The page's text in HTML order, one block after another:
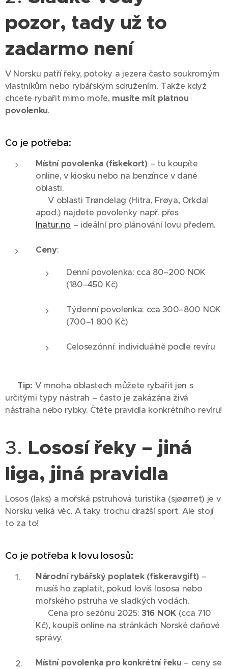
pozor, tady už to
zadarmo není
V Norsku patří řeky, potoky a jezera často soukromým
vlastníkům nebo rybářským sdružením. Takže když
chcete rybařit mimo moře, musíte mít platnou
povolenku.
Co je potřeba:
Místní povolenka (fiskekort)– tu koupíte
online, v kiosku nebo na benzínce v dané
oblasti.
📍 V oblasti Trøndelag (Hitra, Frøya, Orkdal
apod.) najdete povolenky např. přes
Inatur.no – ideální pro plánování lovu předem.
Ceny:
Denní povolenka: cca 80–200 NOK
(180–450 Kč)
Týdenní povolenka: cca 300–800 NOK
(700–1 800 Kč)
Celosezónní: individuálně podle revíru
Tip: V mnoha oblastech můžete rybařit jen s
určitými typy nástrah – často je zakázána živá
nástraha nebo rybky. Čtěte pravidla konkrétního revíru!
3. Lososí řeky – jiná
liga, jiná pravidla
Losos (laks) a mořská pstruhová turistika (sjøørret) je v
Norsku velká věc. A taky trochu dražší sport. Ale stojí
to za to!
Co je potřeba k lovu lososů:
Národní rybářský poplatek (fiskeravgift)–
musíš ho zaplatit, pokud lovíš lososa nebo
mořského pstruha ve sladkých vodách.
🧾 Cena pro sezónu 2025: 316 NOK(cca 710
Kč), koupíš online na stránkách Norské daňové
správy.
Místní povolenka pro konkrétní řeku – ceny se